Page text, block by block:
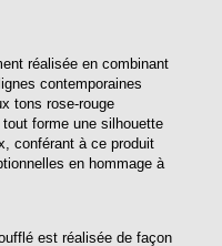
réalisée en combinant
contemporaines
tons rose-rouge
forme une silhouette
conférant à ce produit
en hommage à
est réalisée de façon